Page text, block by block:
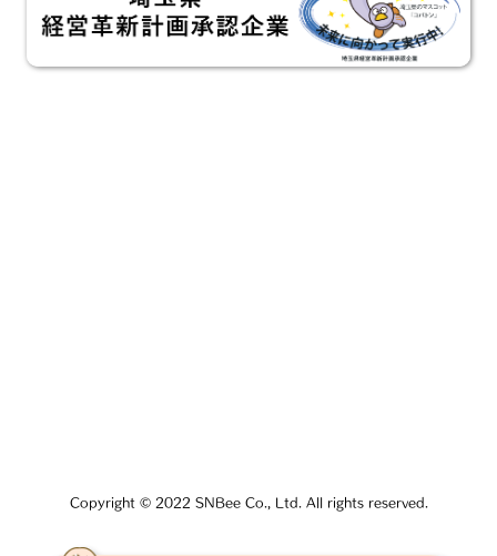
Copyright © 2022 SNBee Co., Ltd. All rights reserved.